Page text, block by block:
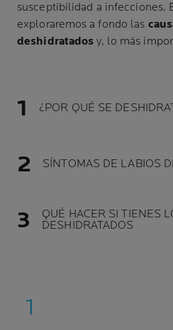
susceptibilidad a infecciones.
exploraremos a fondo las
deshidratados y, lo más
¿POR QUÉ SE
SÍNTOMAS DE LABIOS
QUÉ HACER SI TIENES
DESHIDRATADOS